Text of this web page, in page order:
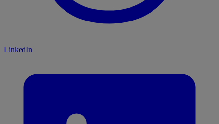
LinkedIn